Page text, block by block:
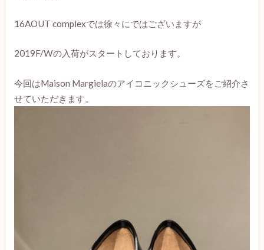
16AOUT complexでは徐々にではございますが
2019F/Wの入荷がスタートしております。
今回はMaison Margielaのアイコニックシューズをご紹介さ
せていただきます。